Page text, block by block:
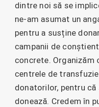
dintre noi să se
ne-am asumat un
pentru a susține
campanii de
concrete. Organizăm
centrele de
donatorilor, pentru că
donează. Credem în